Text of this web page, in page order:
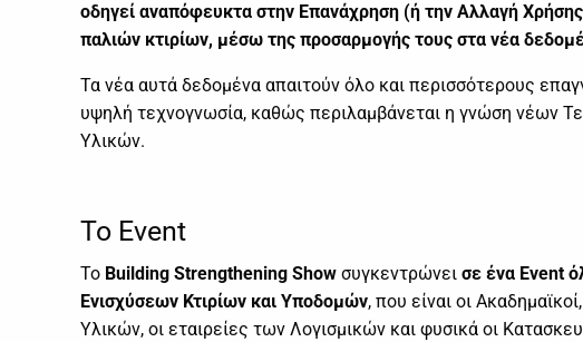
οδηγεί αναπόφευκτα στην Επανάχρηση (ή την Αλλαγή
παλιών κτιρίων, μέσω της προσαρμογής τους στα νέα
Τα νέα αυτά δεδομένα απαιτούν όλο και περισσότερους
υψηλή τεχνογνωσία, καθώς περιλαμβάνεται η γνώση νέων
Υλικών.
To Event
Το Building Strengthening Show συγκεντρώνει σε ένα Event
Ενισχύσεων Κτιρίων και Υποδομών, που είναι οι
Υλικών, οι εταιρείες των Λογισμικών και φυσικά οι